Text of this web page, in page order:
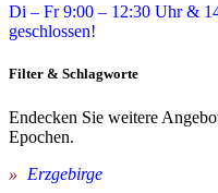
Di – Fr 9:00 – 12:30 Uhr &
geschlossen!
Filter & Schlagworte
Endecken Sie weitere
Epochen.
Erzgebirge